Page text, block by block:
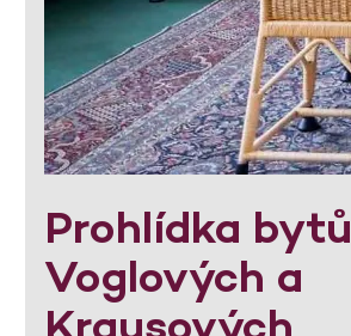
Prohlídka bytů
Voglových a